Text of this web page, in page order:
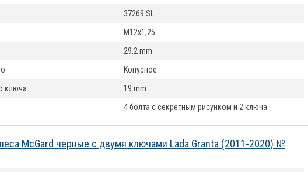
37269 SL
M12x1,25
29,2 mm
Конусное
ключа
19 mm
4 болта с секретным рисунком и 2 ключа
McGard черные с двумя ключами Lada Granta (2011-2020) №